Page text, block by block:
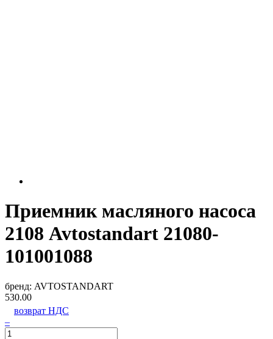
Приемник масляного насоса
2108 Avtostandart 21080-
101001088
бренд: AVTOSTANDART
530.00
возврат НДС
–